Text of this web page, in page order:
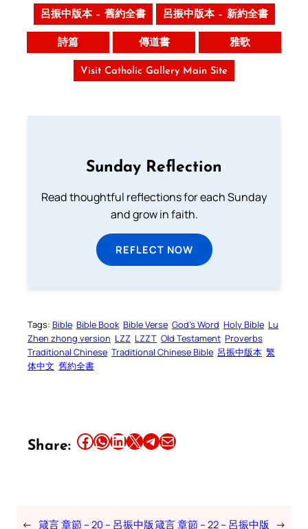
呂振中版本 – 舊約全書 呂振中版本 – 新約全書
詩篇 傳道書 雅歌
Visit Catholic Gallery Main Site
Sunday Reflection
Read thoughtful reflections for each Sunday
and grow in faith.
REFLECT NOW
Tags: Bible Bible Book Bible Verse God’s Word Holy Bible Lu
Zhen zhong version LZZ LZZT Old Testament Proverbs
Traditional Chinese Traditional Chinese Bible 呂振中版本 繁
体中文 舊約全書
Share: Share this article on Facebook Share this article on WhatsApp Share this article on LinkedIn Share this article on X Share this article on TelegramEmail this Article
← 箴言 章節 – 20 – 呂振中版箴言 章節 – 22 – 呂振中版 →